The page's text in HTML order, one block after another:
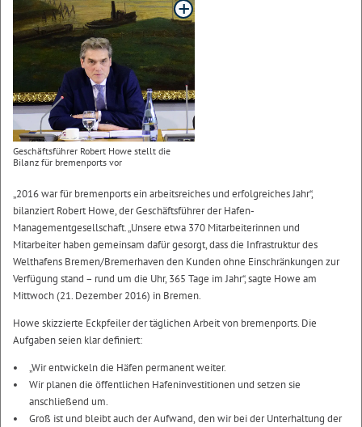
Geschäftsführer Robert Howe stellt die
Bilanz für bremenports vor
„2016 war für bremenports ein arbeitsreiches und erfolgreiches Jahr“,
bilanziert Robert Howe, der Geschäftsführer der Hafen-
Managementgesellschaft. „Unsere etwa 370 Mitarbeiterinnen und
Mitarbeiter haben gemeinsam dafür gesorgt, dass die Infrastruktur des
Welthafens Bremen/Bremerhaven den Kunden ohne Einschränkungen zur
Verfügung stand – rund um die Uhr, 365 Tage im Jahr“, sagte Howe am
Mittwoch (21. Dezember 2016) in Bremen.
Howe skizzierte Eckpfeiler der täglichen Arbeit von bremenports. Die
Aufgaben seien klar definiert:
„Wir entwickeln die Häfen permanent weiter.
Wir planen die öffentlichen Hafeninvestitionen und setzen sie
anschließend um.
Groß ist und bleibt auch der Aufwand, den wir bei der Unterhaltung der